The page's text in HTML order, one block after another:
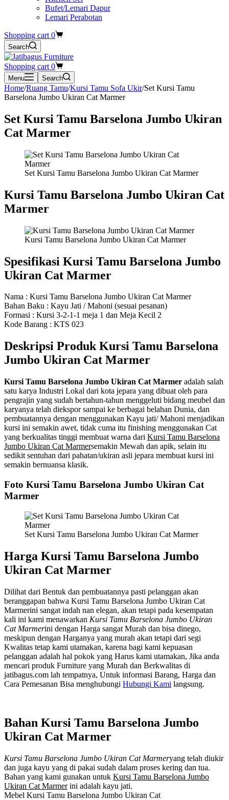
Bufet/Lemari Dapur
Lemari Perabotan
Shopping cart 0
Search
Shopping cart 0
Menu Search
Home/Ruang Tamu/Kursi Tamu Sofa Ukir/Set Kursi Tamu
Barselona Jumbo Ukiran Cat Marmer
Set Kursi Tamu Barselona Jumbo Ukiran
Cat Marmer
Set Kursi Tamu Barselona Jumbo Ukiran Cat Marmer
Kursi Tamu Barselona Jumbo Ukiran Cat
Marmer
Kursi Tamu Barselona Jumbo Ukiran Cat Marmer
Spesifikasi Kursi Tamu Barselona Jumbo
Ukiran Cat Marmer
Nama : Kursi Tamu Barselona Jumbo Ukiran Cat Marmer
Bahan Baku : Kayu Jati / Mahoni (sesuai pesanan)
Formasi : Kursi 3-2-1-1 meja 1 dan Meja Kecil 2
Kode Barang : KTS 023
Deskripsi Produk Kursi Tamu Barselona
Jumbo Ukiran Cat Marmer
Kursi Tamu Barselona Jumbo Ukiran Cat Marmer adalah salah
satu karya Industri Lokal dari kota jepara yang dibuat oleh para
pengrajin yang sudah bertahun-tahun menggeluti bidang meubel dan
karyanya telah diekspor sampai ke berbagai belahan Dunia, dan
pembuatannya dengan menggunakan Kayu jati/ Mahoni menjadikan
kursi ini semakin awet, tidak cuma itu finishing menggunakan Cat
yang berkualitas tinggi membuat warna dari Kursi Tamu Barselona
Jumbo Ukiran Cat Marmersemakin Mewah dan apik, selain itu
sedikit sentuhan dari pahatan/ukiran asli jepara membuat kursi ini
semakin bernuansa klasik.
Foto Kursi Tamu Barselona Jumbo Ukiran Cat
Marmer
Set Kursi Tamu Barselona Jumbo Ukiran Cat Marmer
Harga Kursi Tamu Barselona Jumbo
Ukiran Cat Marmer
Dilihat dari Bentuk dan pembuatannya pasti pelanggan akan
beranggapan bahwa Kursi Tamu Barselona Jumbo Ukiran Cat
Marmerini sangat indah nan elegan, akan tetapi pada kesempatan
kali ini kami menawarkan Kursi Tamu Barselona Jumbo Ukiran
Cat Marmerini dengan Harga sangat Murah dan bisa dinego,
meskipun dengan Harganya yang murah akan tetapi dari segi
Kwalitas tetap kami utamakan, karena bagi kami kepuasan
pelanggan adalah hal pokok yang Harus kami utamakan, Jika anda
mencari produk Furniture yang Murah dan Berkwalitas di
jatibagus.com lah tempatnya, Untuk informasi Barang, Harga dan
Cara Pemesanan Bisa menghubungi Hubungi Kami langsung.
Bahan Kursi Tamu Barselona Jumbo
Ukiran Cat Marmer
Kursi Tamu Barselona Jumbo Ukiran Cat Marmeryang telah diukir
dan juga kayu yang di pakai sudah dalam proses kering dan tua.
Bahan yang kami gunakan untuk Kursi Tamu Barselona Jumbo
Ukiran Cat Marmerini adalah kayu jati.
Mebel Kursi Tamu Barselona Jumbo Ukiran Cat